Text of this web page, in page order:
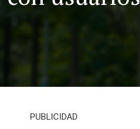
PUBLICIDAD